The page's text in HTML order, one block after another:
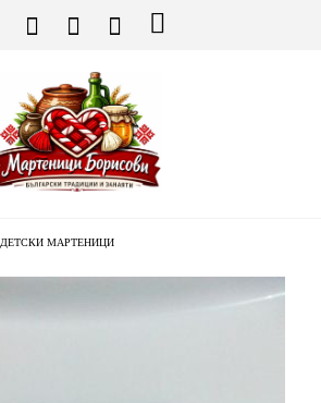
ДЕТСКИ МАРТЕНИЦИ